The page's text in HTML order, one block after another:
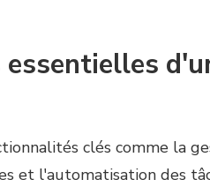
clés comme la
et l'automatisation des